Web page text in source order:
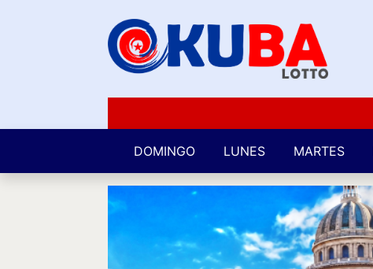
DOMINGO LUNES MARTES